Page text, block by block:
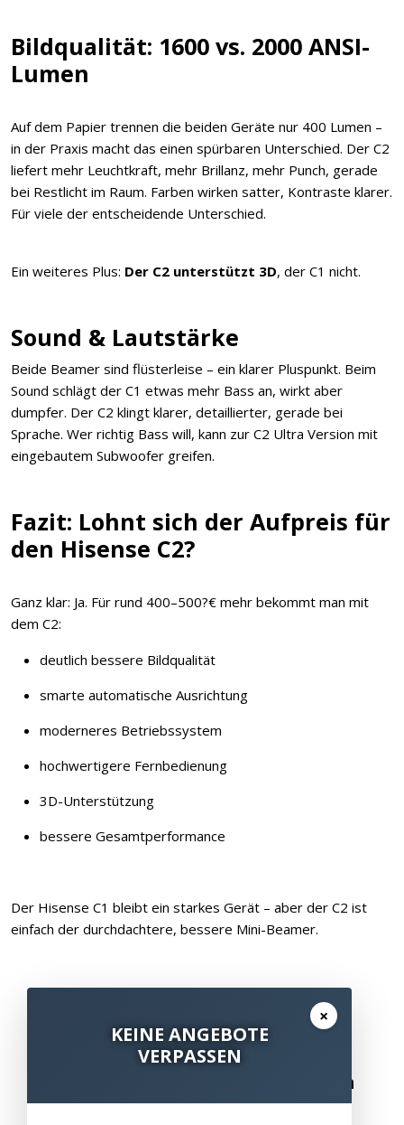
Bildqualität: 1600 vs. 2000 ANSI-
Lumen
Auf dem Papier trennen die beiden Geräte nur 400 Lumen –
in der Praxis macht das einen spürbaren Unterschied. Der C2
liefert mehr Leuchtkraft, mehr Brillanz, mehr Punch, gerade
bei Restlicht im Raum. Farben wirken satter, Kontraste klarer.
Für viele der entscheidende Unterschied.
Ein weiteres Plus: Der C2 unterstützt 3D, der C1 nicht.
Sound & Lautstärke
Beide Beamer sind flüsterleise – ein klarer Pluspunkt. Beim
Sound schlägt der C1 etwas mehr Bass an, wirkt aber
dumpfer. Der C2 klingt klarer, detaillierter, gerade bei
Sprache. Wer richtig Bass will, kann zur C2 Ultra Version mit
eingebautem Subwoofer greifen.
Fazit: Lohnt sich der Aufpreis für
den Hisense C2?
Ganz klar: Ja. Für rund 400–500?€ mehr bekommt man mit
dem C2:
deutlich bessere Bildqualität
smarte automatische Ausrichtung
moderneres Betriebssystem
hochwertigere Fernbedienung
3D-Unterstützung
bessere Gesamtperformance
Der Hisense C1 bleibt ein starkes Gerät – aber der C2 ist
einfach der durchdachtere, bessere Mini-Beamer.
Besuchen Sie unsere Ausstellungen
×
KEINE ANGEBOTE
VERPASSEN